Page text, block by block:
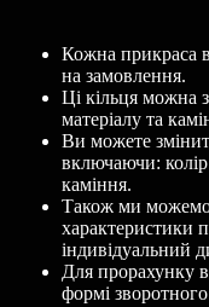
Кожна прикраса
на замовлення.
Ці кільця можна
матеріалу та
Ви можете
включаючи: колір
каміння.
Також ми можемо
характеристики
індивідуальний
Для прорахунку
формі